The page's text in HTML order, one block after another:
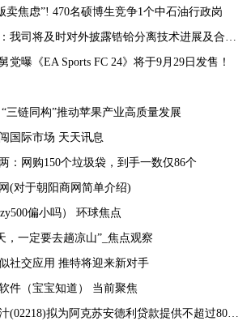
卖焦虑”! 470名硕博生竞争1个中石油行政岗
党曝《EA Sports FC 24》将于9月29日发售！
三链同构”推动苹果产业高质量发展
国际市场 天天讯息
：网购150个垃圾袋，到手一数仅86个
(对于朝阳商网简单介绍)
偏小吗） 环球焦点
，一定要去趟凉山”_焦点观察
社交应用 推特将迎来新对手
件（宝宝知道） 当前聚焦